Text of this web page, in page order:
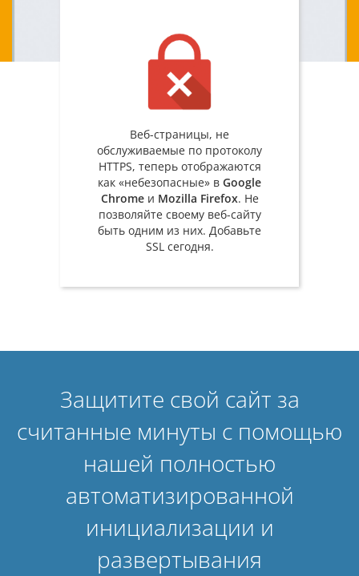
Веб-страницы, не
обслуживаемые по протоколу
HTTPS, теперь отображаются
как «небезопасные» в Google
Chromeи Mozilla Firefox. Не
позволяйте своему веб-сайту
быть одним из них. Добавьте
SSL сегодня.
Защитите свой сайт за
считанные минуты с помощью
нашей полностью
автоматизированной
инициализации и
развертывания